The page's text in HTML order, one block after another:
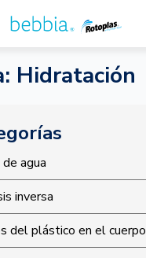
Hidratación
agua
inversa
del plástico en el cuerpo